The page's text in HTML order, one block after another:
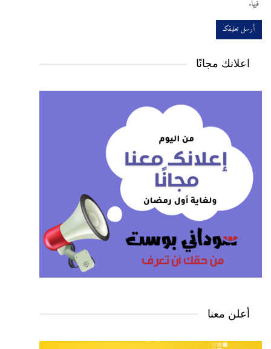
فيها.
اعلانك مجانًا
أعلن معنا